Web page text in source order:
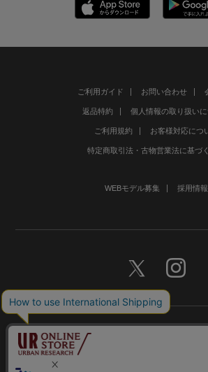
ご利用ガイド お問い合わせ
返品特約 個人情報の取り扱い
ご利用規約 お客様対応につ
特定商取引法・古物営業法に基づ
WEBモデル募集 採用情報